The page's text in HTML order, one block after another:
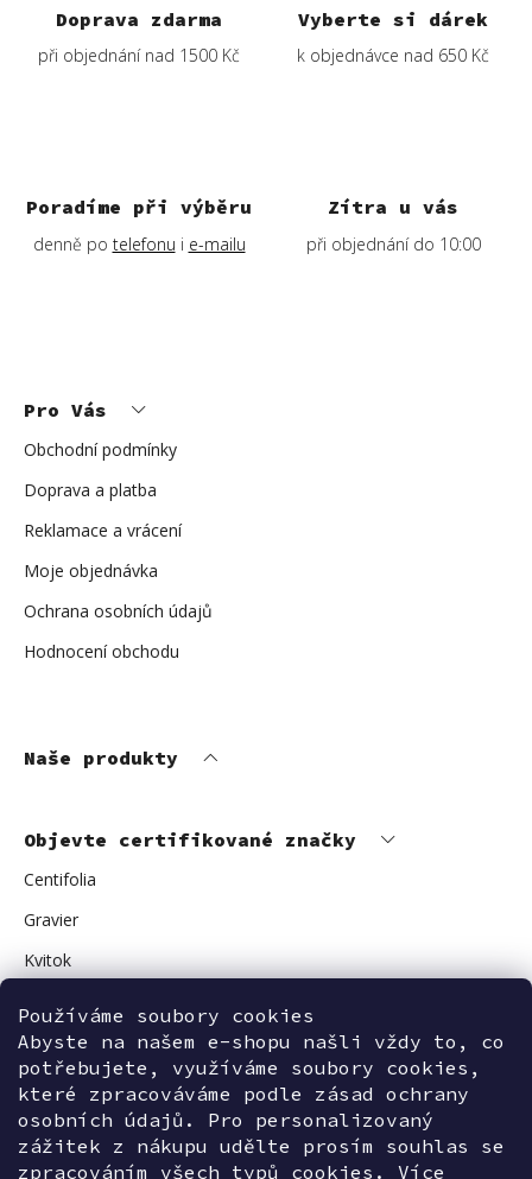
Používáme soubory cookies
Abyste na našem e-shopu našli vždy to, co
potřebujete, využíváme soubory cookies,
které zpracováváme podle zásad ochrany
osobních údajů. Pro personalizovaný
zážitek z nákupu udělte prosím souhlas se
zpracováním všech typů cookies. Více
Doprava zdarma
při objednání nad 1500 Kč
Vyberte si dárek
k objednávce nad 650 Kč
Poradíme při výběru
denně po telefonu i e-mailu
Zítra u vás
při objednání do 10:00
Pro Vás
Obchodní podmínky
Doprava a platba
Reklamace a vrácení
Moje objednávka
Ochrana osobních údajů
Hodnocení obchodu
Naše produkty
Objevte certifikované značky
Centifolia
Gravier
Kvitok
Avant Skincare
Sonnentor